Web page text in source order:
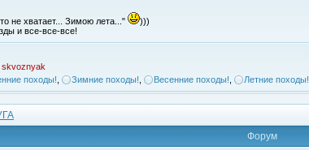
не хватает... Зимою лета..."
)))
и все-все-все!
skvoznyak
походы! Зимние походы! Весенние походы! Летние походы!
Форум